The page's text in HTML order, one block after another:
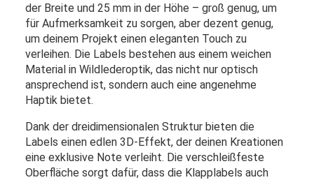
der Breite und 25 mm in der Höhe – groß genug, um
für Aufmerksamkeit zu sorgen, aber dezent genug,
um deinem Projekt einen eleganten Touch zu
verleihen. Die Labels bestehen aus einem weichen
Material in Wildlederoptik, das nicht nur optisch
ansprechend ist, sondern auch eine angenehme
Haptik bietet.
Dank der dreidimensionalen Struktur bieten die
Labels einen edlen 3D-Effekt, der deinen Kreationen
eine exklusive Note verleiht. Die verschleißfeste
Oberfläche sorgt dafür, dass die Klapplabels auch